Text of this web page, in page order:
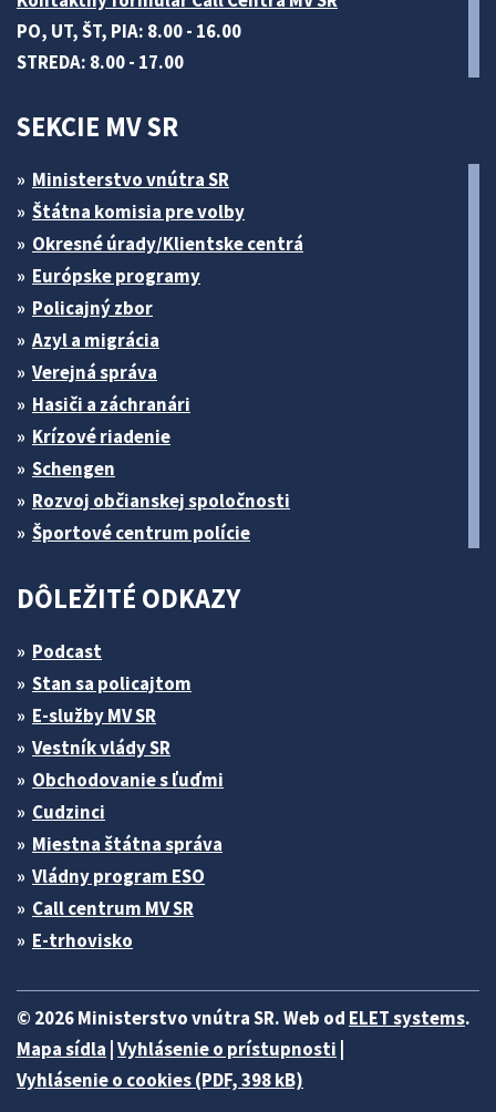
PO, UT, ŠT, PIA: 8.00 - 16.00
STREDA: 8.00 - 17.00
SEKCIE MV SR
Ministerstvo vnútra SR
Štátna komisia pre volby
Okresné úrady/Klientske centrá
Európske programy
Policajný zbor
Azyl a migrácia
Verejná správa
Hasiči a záchranári
Krízové riadenie
Schengen
Rozvoj občianskej spoločnosti
Športové centrum polície
DÔLEŽITÉ ODKAZY
Podcast
Stan sa policajtom
E-služby MV SR
Vestník vlády SR
Obchodovanie s ľuďmi
Cudzinci
Miestna štátna správa
Vládny program ESO
Call centrum MV SR
E-trhovisko
© 2026 Ministerstvo vnútra SR. Web od ELET systems.
Mapa sídla Vyhlásenie o prístupnosti
Vyhlásenie o cookies (PDF, 398 kB)